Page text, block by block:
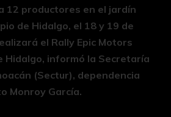
12 productores en el jardín
de Hidalgo, el 18 y 19 de
el Rally Epic Motors
Hidalgo, informó la Secretaría
(Sectur), dependencia
Monroy García.